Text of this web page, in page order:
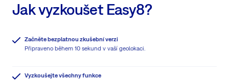
Jak vyzkoušet Easy8?
Začněte bezplatnou zkušební verzi
Připraveno během 10 sekund v vaší geolokaci.
Vyzkoušejte všechny funkce